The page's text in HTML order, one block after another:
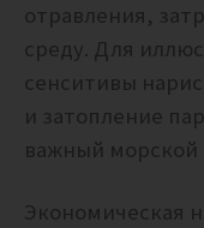
отравления,
среду. Для
сенситивы
и затопление
важный морской
Экономическая